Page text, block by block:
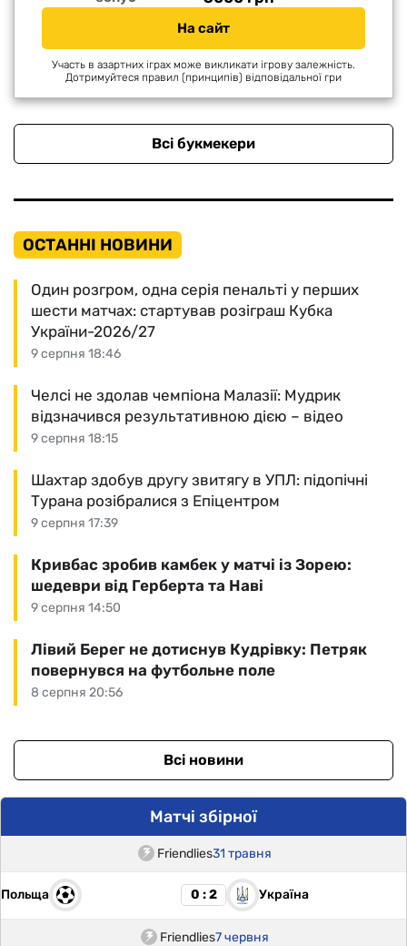
На сайт
Участь в азартних іграх може викликати ігрову залежність.
Дотримуйтеся правил (принципів) відповідальної гри
Всі букмекери
ОСТАННІ НОВИНИ
9 серпня 18:46
Один розгром, одна серія пенальті у перших
шести матчах: стартував розіграш Кубка
України-2026/27
9 серпня 18:15
Челсі не здолав чемпіона Малазії: Мудрик
відзначився результативною дією – відео
9 серпня 17:39
Шахтар здобув другу звитягу в УПЛ: підопічні
Турана розібралися з Епіцентром
9 серпня 14:50
Кривбас зробив камбек у матчі із Зорею:
шедеври від Герберта та Наві
8 серпня 20:56
Лівий Берег не дотиснув Кудрівку: Петряк
повернувся на футбольне поле
Всі новини
Матчі збірної
Friendlies31 травня
Польща 0 : 2 Україна
Friendlies7 червня